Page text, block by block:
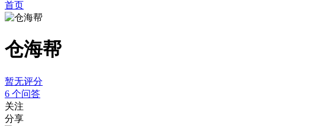
首页
仓海帮
暂无评分
6 个问答
关注
分享